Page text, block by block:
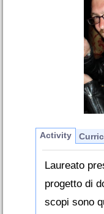
Activity
Laureato
progetto di
scopi sono